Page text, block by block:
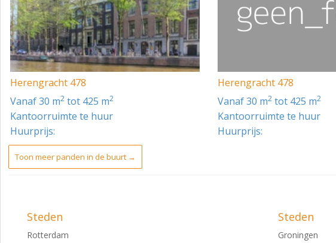
Herengracht 478
vanaf 30 m2 tot 425 m2
Kantoorruimte te huur
Huurprijs:
Herengracht 478
vanaf 30 m2 tot 425 m2
Kantoorruimte te huur
Huurprijs:
Toon meer panden in de buurt →
Steden
Rotterdam
Steden
Groningen